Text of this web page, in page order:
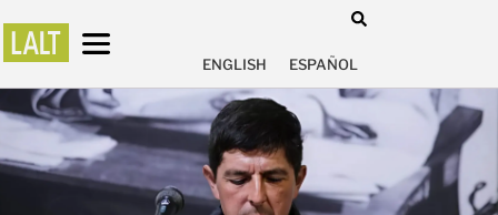
ENGLISH ESPAÑOL